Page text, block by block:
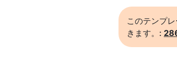
このテンプ
きます。: